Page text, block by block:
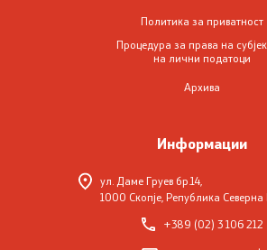
Политика за приватност
Процедура за права на
на лични податоци
Архива
Информации
ул. Даме Груев бр.14,
1000 Скопје, Република
+389 (02) 3 106 212